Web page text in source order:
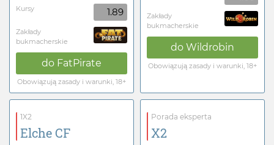
Kursy 1.89
Zakłady
bukmacherskie
do FatPirate
Obowiązują zasady i warunki, 18+
Zakłady
bukmacherskie
do Wildrobin
Obowiązują zasady i warunki, 18+
1X2
Elche CF
Porada eksperta
X2